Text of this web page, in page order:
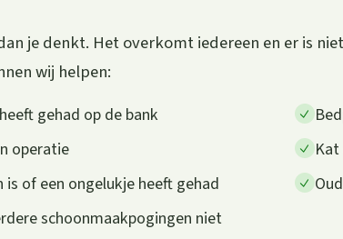
je denkt. Het overkomt iedereen en er is
wij helpen:
gehad op de bank
operatie
Kat
of een ongelukje heeft gehad
schoonmaakpogingen niet